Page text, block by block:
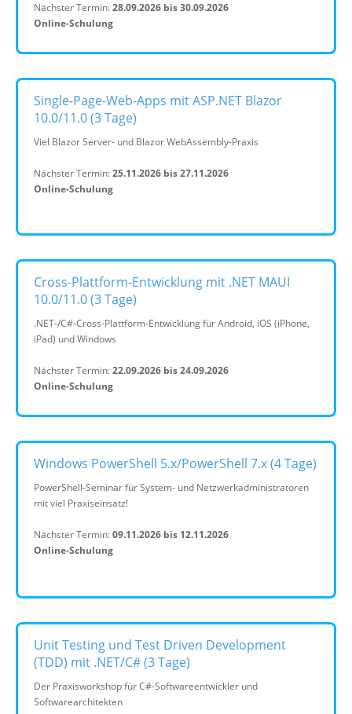
Nächster Termin:28.09.2026 bis 30.09.2026
Online-Schulung
Single-Page-Web-Apps mit ASP.NET Blazor
10.0/11.0 (3 Tage)
Viel Blazor Server- und Blazor WebAssembly-Praxis
Nächster Termin:25.11.2026 bis 27.11.2026
Online-Schulung
Cross-Plattform-Entwicklung mit .NET MAUI
10.0/11.0 (3 Tage)
.NET-/C#-Cross-Plattform-Entwicklung für Android, iOS (iPhone,
iPad) und Windows
Nächster Termin:22.09.2026 bis 24.09.2026
Online-Schulung
Windows PowerShell 5.x/PowerShell 7.x (4 Tage)
PowerShell-Seminar für System- und Netzwerkadministratoren
mit viel Praxiseinsatz!
Nächster Termin:09.11.2026 bis 12.11.2026
Online-Schulung
Unit Testing und Test Driven Development
(TDD) mit .NET/C# (3 Tage)
Der Praxisworkshop für C#-Softwareentwickler und
Softwarearchitekten